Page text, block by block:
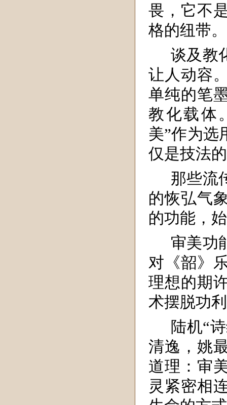
畏，它不
格的纽带。
谈及教
让人动容
单纯的笔
教化载体
美”作为
仅是技法
那些流
的恢弘气
的功能，
审美功
对《韶》
理想的期
术摆脱功
陆机“
清逸，姚
道理：审
灵紧密相